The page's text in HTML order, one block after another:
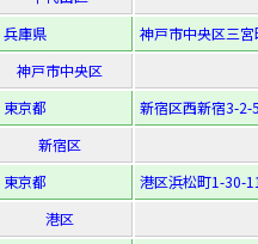
兵庫県
神戸市中央区三
神戸市中央区
東京都
新宿区西新宿3-2-
新宿区
東京都
港区浜松町1-30-
港区